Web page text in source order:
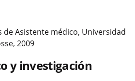
de Asistente médico, Universidad
2009
y investigación